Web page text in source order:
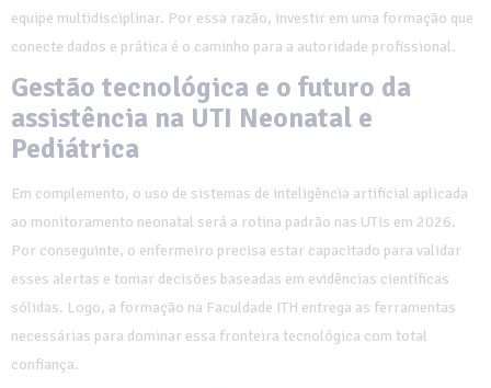
equipe multidisciplinar. Por essa razão, investir em uma formação que
conecte dados e prática é o caminho para a autoridade profissional.
Gestão tecnológica e o futuro da
assistência na UTI Neonatal e
Pediátrica
Em complemento, o uso de sistemas de inteligência artificial aplicada
ao monitoramento neonatal será a rotina padrão nas UTIs em 2026.
Por conseguinte, o enfermeiro precisa estar capacitado para validar
esses alertas e tomar decisões baseadas em evidências científicas
sólidas. Logo, a formação na Faculdade ITH entrega as ferramentas
necessárias para dominar essa fronteira tecnológica com total
confiança.